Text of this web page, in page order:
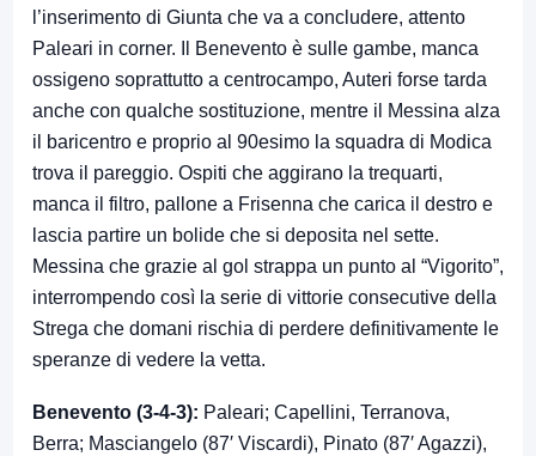
l’inserimento di Giunta che va a concludere, attento
Paleari in corner. Il Benevento è sulle gambe, manca
ossigeno soprattutto a centrocampo, Auteri forse tarda
anche con qualche sostituzione, mentre il Messina alza
il baricentro e proprio al 90esimo la squadra di Modica
trova il pareggio. Ospiti che aggirano la trequarti,
manca il filtro, pallone a Frisenna che carica il destro e
lascia partire un bolide che si deposita nel sette.
Messina che grazie al gol strappa un punto al “Vigorito”,
interrompendo così la serie di vittorie consecutive della
Strega che domani rischia di perdere definitivamente le
speranze di vedere la vetta.
Benevento (3-4-3): Paleari; Capellini, Terranova,
Berra; Masciangelo (87′ Viscardi), Pinato (87′ Agazzi),